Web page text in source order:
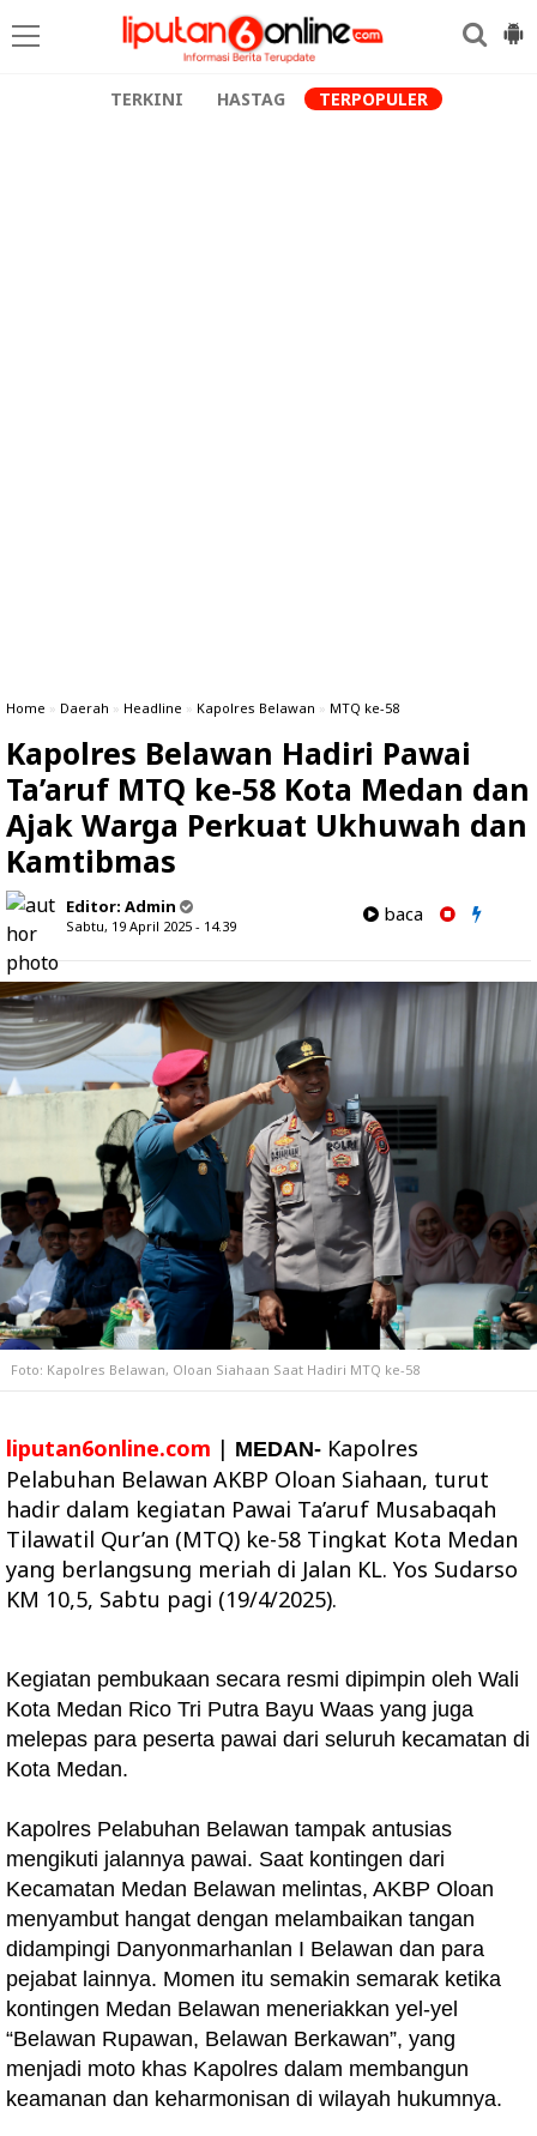
TERKINI HASTAG TERPOPULER
Home » Daerah » Headline » Kapolres Belawan » MTQ ke-58
Kapolres Belawan Hadiri Pawai
Ta’aruf MTQ ke-58 Kota Medan dan
Ajak Warga Perkuat Ukhuwah dan
Kamtibmas
Editor: Admin
Sabtu, 19 April 2025 - 14.39
baca
Foto: Kapolres Belawan, Oloan Siahaan Saat Hadiri MTQ ke-58
liputan6online.com | MEDAN- Kapolres
Pelabuhan Belawan AKBP Oloan Siahaan, turut
hadir dalam kegiatan Pawai Ta’aruf Musabaqah
Tilawatil Qur’an (MTQ) ke-58 Tingkat Kota Medan
yang berlangsung meriah di Jalan KL. Yos Sudarso
KM 10,5, Sabtu pagi (19/4/2025).
Kegiatan pembukaan secara resmi dipimpin oleh Wali
Kota Medan Rico Tri Putra Bayu Waas yang juga
melepas para peserta pawai dari seluruh kecamatan di
Kota Medan.
Kapolres Pelabuhan Belawan tampak antusias
mengikuti jalannya pawai. Saat kontingen dari
Kecamatan Medan Belawan melintas, AKBP Oloan
menyambut hangat dengan melambaikan tangan
didampingi Danyonmarhanlan I Belawan dan para
pejabat lainnya. Momen itu semakin semarak ketika
kontingen Medan Belawan meneriakkan yel-yel
“Belawan Rupawan, Belawan Berkawan”, yang
menjadi moto khas Kapolres dalam membangun
keamanan dan keharmonisan di wilayah hukumnya.